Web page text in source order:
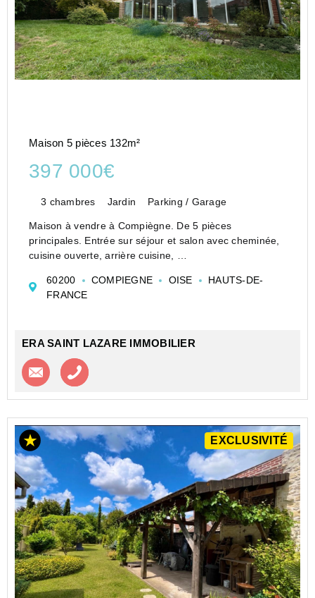
Maison 5 pièces 132m²
397 000€
3 chambres Jardin Parking / Garage
Maison à vendre à Compiègne. De 5 pièces
principales. Entrée sur séjour et salon avec cheminée,
cuisine ouverte, arrière cuisine,
chambres, grande salle de bains avec WC.
Dépendances et ...
60200 COMPIEGNE OISE
HAUTS-DE-
FRANCE
ERA SAINT LAZARE IMMOBILIER
Contacter l'agence
EXCLUSIVITÉ